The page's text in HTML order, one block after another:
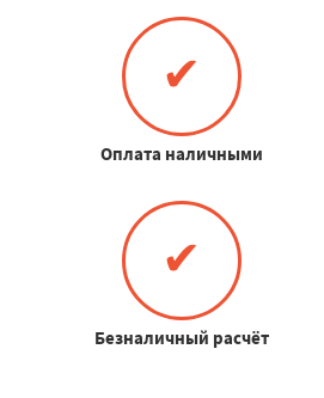
✔
Оплата наличными
✔
Безналичный расчёт